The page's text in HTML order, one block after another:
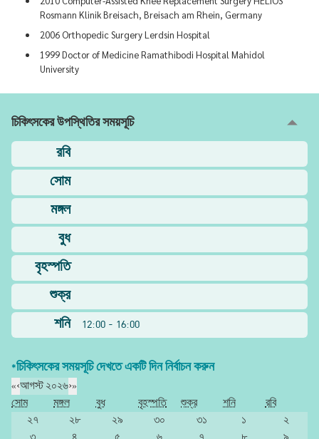
Rosmann Klinik Breisach, Breisach am Rhein, Germany
2006 Orthopedic Surgery Lerdsin Hospital
1999 Doctor of Medicine Ramathibodi Hospital Mahidol
University
চিকিৎসকের উপস্থিতির সময়সূচি
রবি
সোম
মঙ্গল
বুধ
বৃহস্পতি
শুক্র
শনি
12:00 - 16:00
*চিকিৎসকের সময়সূচি দেখতে একটি দিন নির্বাচন করুন
«‹আগস্ট ২০২৬›»
সোম
মঙ্গল বুধ বৃহস্পতি শুক্র শনি
রবি
২৭
২৮ ২৯ ৩০ ৩১ ১
২